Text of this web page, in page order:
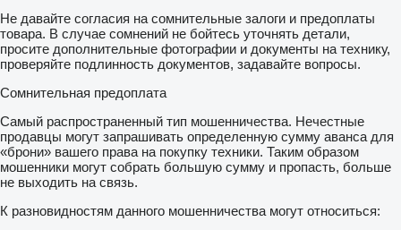
Не давайте согласия на сомнительные залоги и предоплаты
товара. В случае сомнений не бойтесь уточнять детали,
просите дополнительные фотографии и документы на технику,
проверяйте подлинность документов, задавайте вопросы.
Сомнительная предоплата
Самый распространенный тип мошенничества. Нечестные
продавцы могут запрашивать определенную сумму аванса для
«брони» вашего права на покупку техники. Таким образом
мошенники могут собрать большую сумму и пропасть, больше
не выходить на связь.
К разновидностям данного мошенничества могут относиться: